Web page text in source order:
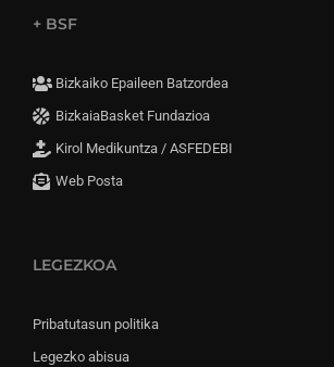
+ BSF
Bizkaiko Epaileen Batzordea
BizkaiaBasket Fundazioa
Kirol Medikuntza / ASFEDEBI
Web Posta
LEGEZKOA
Pribatutasun politika
Legezko abisua